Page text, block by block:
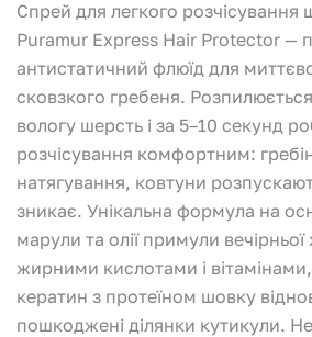
Спрей для легкого розчісування
Puramur Express Hair Protector —
антистатичний флюїд для
сковзкого гребеня.
вологу шерсть і за 5–10 секунд
розчісування комфортним:
натягування, ковтуни
зникає. Унікальна формула на
марули та олії примули
жирними кислотами і вітамінами,
кератин з протеїном шовку
пошкоджені ділянки кутикули.